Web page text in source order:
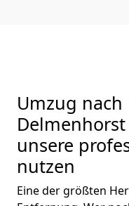
Umzug
unsere
nutzen
Eine der größten